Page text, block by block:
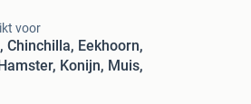
voor
Chinchilla, Eekhoorn,
Konijn, Muis,